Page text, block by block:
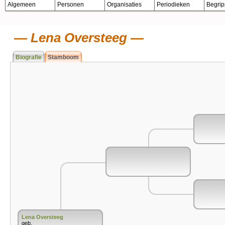
Algemeen Personen Organisaties Periodieken
Lena Oversteeg
Biografie Stamboom
Lena Oversteeg
geb.